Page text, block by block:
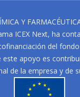
Y
ICEX Next, ha
del
este apoyo es
de la empresa y de